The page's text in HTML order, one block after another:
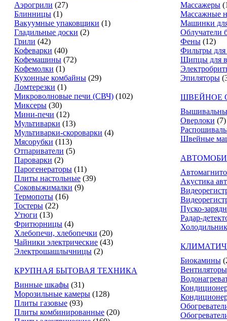
Аэрогрили (27)
Блинницы (1)
Вакуумные упаковщики (1)
Гладильные доски (2)
Грили (42)
Кофеварки (40)
Кофемашины (72)
Кофемолки (1)
Кухонные комбайны (29)
Ломтерезки (1)
Микроволновые печи (СВЧ) (102)
Миксеры (30)
Мини-печи (12)
Мультиварки (13)
Мультиварки-скороварки (4)
Мясорубки (113)
Отпариватели (5)
Пароварки (2)
Парогенераторы (11)
Плиты настольные (39)
Соковыжималки (9)
Термопоты (16)
Тостеры (22)
Утюги (13)
Фритюрницы (4)
Хлебопечи, хлебопечки (20)
Чайники электрические (43)
Электрошашлычницы (2)
КРУПНАЯ БЫТОВАЯ ТЕХНИКА
Винные шкафы (31)
Морозильные камеры (128)
Плиты газовые (93)
Плиты комбинированные (20)
Массажеры
Массажные
Машинки
Облучатели
Фены (12)
Фильтры
Щипцы для
Эпиляторы
ШВЕЙНОЕ
Оверлоки (7)
Швейные
Акустика
Пуско-
Радар-
Биокамины
Вентиляторы